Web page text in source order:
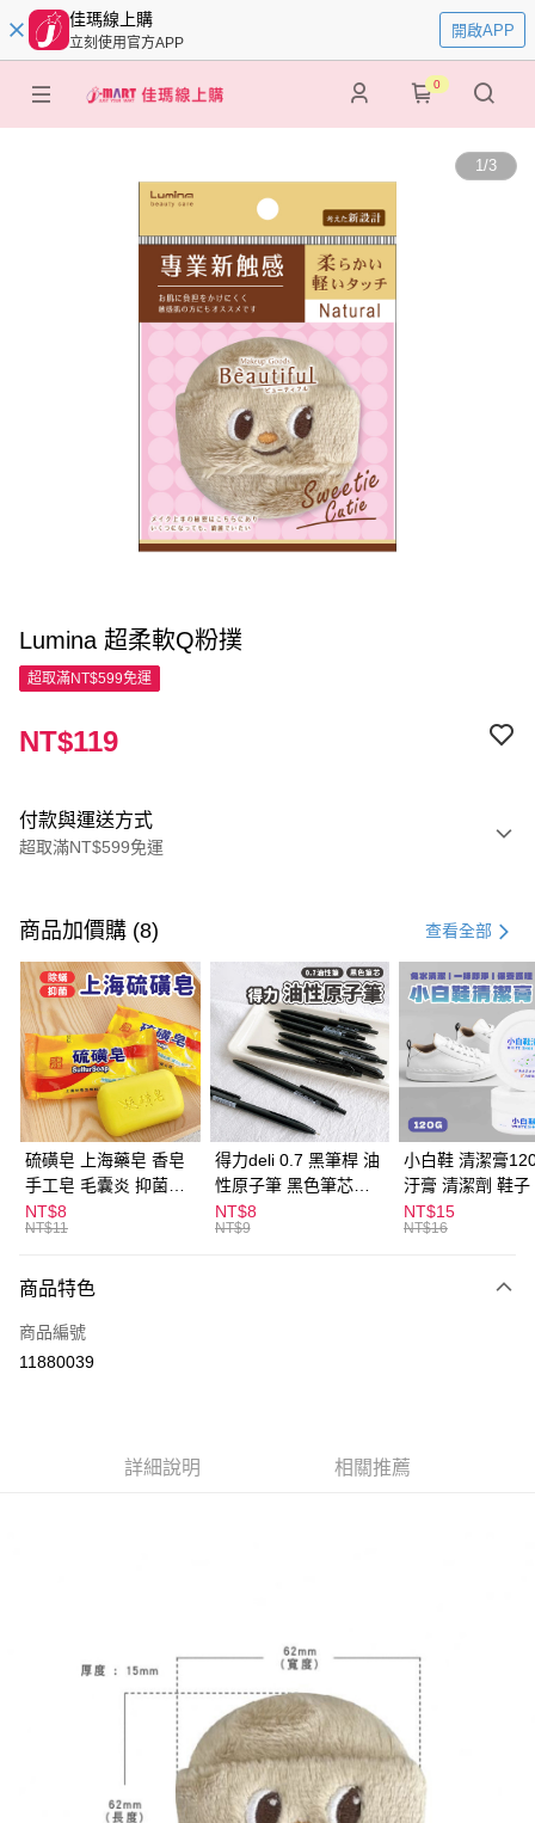
佳瑪線上購
立刻使用官方APP
開啟APP
0
1/3
Lumina 超柔軟Q粉撲
超取滿NT$599免運
NT$119
付款與運送方式
超取滿NT$599免運
信用卡一次付款
超商取貨付款
LINE Pay
Apple Pay
街口支付
悠遊付
ATM付款
全家取貨付款
每筆NT$60，滿NT$599(含以上)免運費
付款後全家取貨
每筆NT$60，滿NT$599(含以上)免運費
商品加價購 (8) 查看全部
硫磺皂 上海藥皂 香皂
手工皂 毛囊炎 抑菌除
蟎 清潔護膚 去油去痘
寵物皮膚病 狗狗貓咪
NT$8
NT$11
得力deli 0.7 黑筆桿 油
性原子筆 黑色筆芯
S304
NT$8
NT$9
小白鞋 清潔膏
汙膏 清潔劑 鞋子
漬 白皮鞋 鞋油
NT$15
NT$16
商品特色
商品編號
11880039
詳細說明 相關推薦